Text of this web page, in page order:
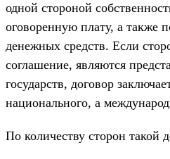
одной стороной
оговоренную плату, а также
денежных средств. Если
соглашение, являются
государств, договор
национального, а
По количеству сторон такой